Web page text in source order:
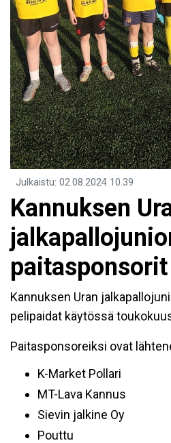
Julkaistu: 02.08.2024 10.39
Kannuksen
paitasponsorit
Kannuksen Uran
pelipaidat käytössä
Paitasponsoreiksi ovat
K-Market Pollari
MT-Lava Kannus
Sievin jalkine Oy
Pouttu